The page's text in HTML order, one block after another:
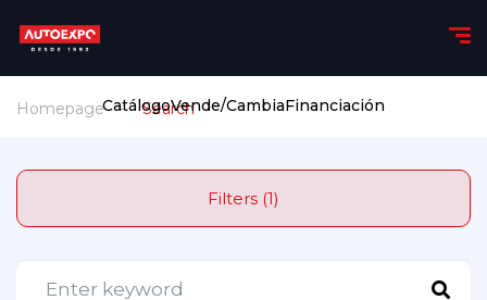
CatálogoVende/CambiaFinanciación
Homepage Search
Filters (1)